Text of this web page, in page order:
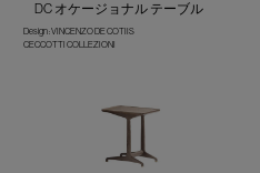
DC オケージョナル テーブル
Design : VINCENZO DE COTIIS
CECCOTTI COLLEZIONI